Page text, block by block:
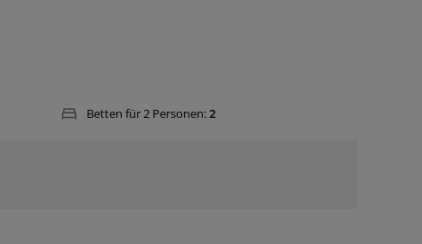
Betten für 2 Personen:2